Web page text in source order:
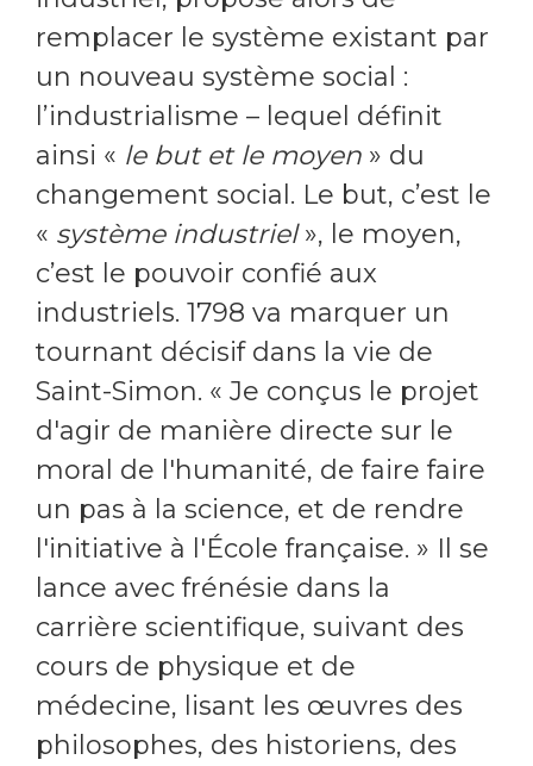
remplacer le système existant par
un nouveau système social :
l’industrialisme – lequel définit
ainsi « le but et le moyen » du
changement social. Le but, c’est le
« système industriel», le moyen,
c’est le pouvoir confié aux
industriels. 1798 va marquer un
tournant décisif dans la vie de
Saint-Simon. « Je conçus le projet
d'agir de manière directe sur le
moral de l'humanité, de faire faire
un pas à la science, et de rendre
l'initiative à l'École française. » Il se
lance avec frénésie dans la
carrière scientifique, suivant des
cours de physique et de
médecine, lisant les œuvres des
philosophes, des historiens, des